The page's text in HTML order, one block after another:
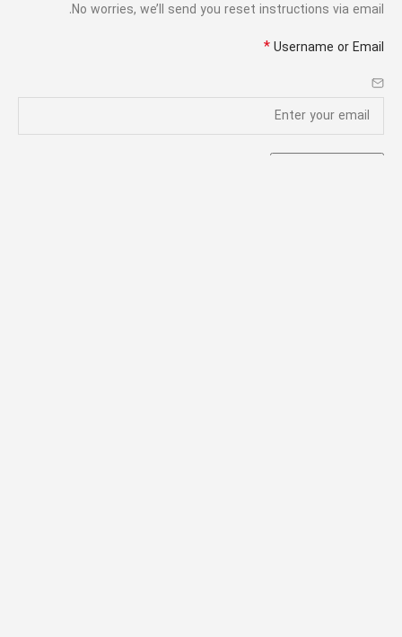
No worries, we’ll send you reset instructions via email.
Username or Email
*